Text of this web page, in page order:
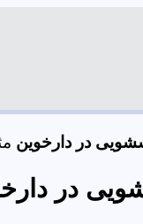
در دارخوین
در